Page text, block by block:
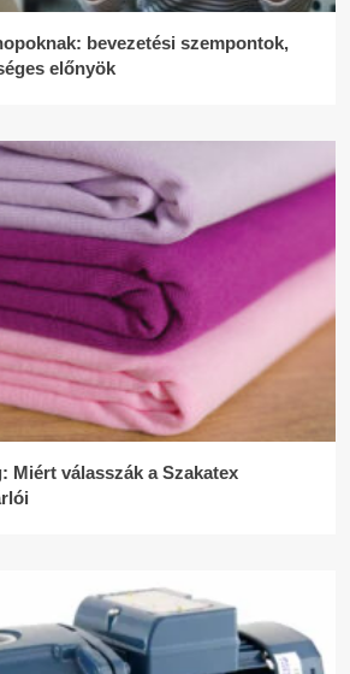
bevezetési szempontok,
előnyök
Miért válasszák a Szakatex